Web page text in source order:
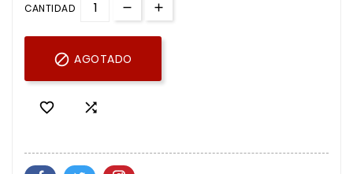
CANTIDAD
 AGOTADO
 